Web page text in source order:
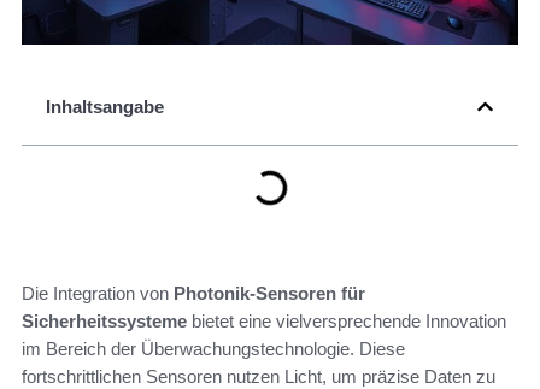
Inhaltsangabe
Die Integration von Photonik-Sensoren für
Sicherheitssysteme bietet eine vielversprechende Innovation
im Bereich der Überwachungstechnologie. Diese
fortschrittlichen Sensoren nutzen Licht, um präzise Daten zu